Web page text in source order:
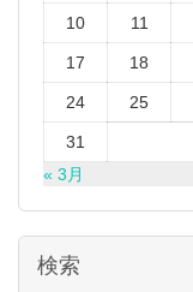
10 11
17 18
24 25
31
« 3月
検索